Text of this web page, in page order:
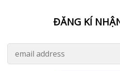
ĐĂNG KÍ